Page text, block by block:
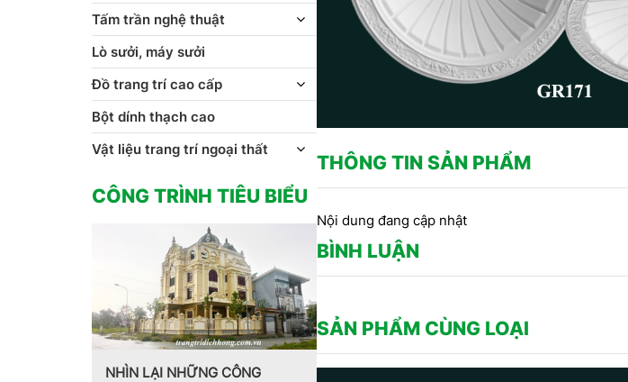
THÔNG TIN SẢN PHẨM
Nội dung đang cập nhật
BÌNH LUẬN
SẢN PHẨM CÙNG LOẠI
Tấm trần nghệ thuật
Lò sưởi, máy sưởi
Đồ trang trí cao cấp
Bột dính thạch cao
Vật liệu trang trí ngoại thất
CÔNG TRÌNH TIÊU BIỂU